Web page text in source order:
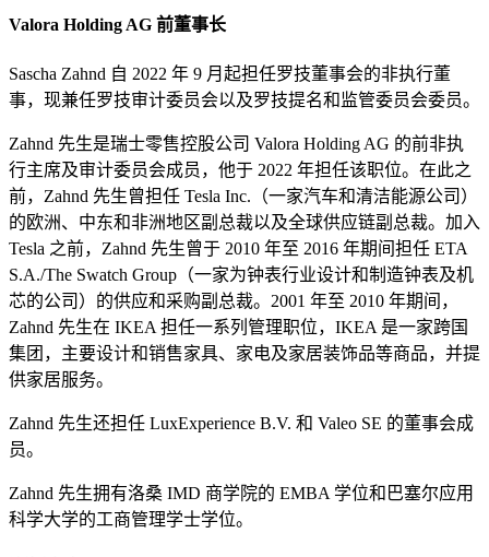
Valora Holding AG 前董事长
Sascha Zahnd 自 2022 年 9 月起担任罗技董事会的非执行董
事，现兼任罗技审计委员会以及罗技提名和监管委员会委员。
Zahnd 先生是瑞士零售控股公司 Valora Holding AG 的前非执
行主席及审计委员会成员，他于 2022 年担任该职位。在此之
前，Zahnd 先生曾担任 Tesla Inc.（一家汽车和清洁能源公司）
的欧洲、中东和非洲地区副总裁以及全球供应链副总裁。加入
Tesla 之前，Zahnd 先生曾于 2010 年至 2016 年期间担任 ETA
S.A./The Swatch Group（一家为钟表行业设计和制造钟表及机
芯的公司）的供应和采购副总裁。2001 年至 2010 年期间，
Zahnd 先生在 IKEA 担任一系列管理职位，IKEA 是一家跨国
集团，主要设计和销售家具、家电及家居装饰品等商品，并提
供家居服务。
Zahnd 先生还担任 LuxExperience B.V. 和 Valeo SE 的董事会成
员。
Zahnd 先生拥有洛桑 IMD 商学院的 EMBA 学位和巴塞尔应用
科学大学的工商管理学士学位。